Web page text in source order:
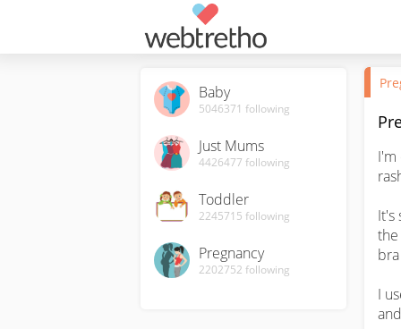
Baby
5046371 following
Just Mums
4426477 following
Toddler
2245715 following
Pregnancy
2202752 following
I'm
It's
I